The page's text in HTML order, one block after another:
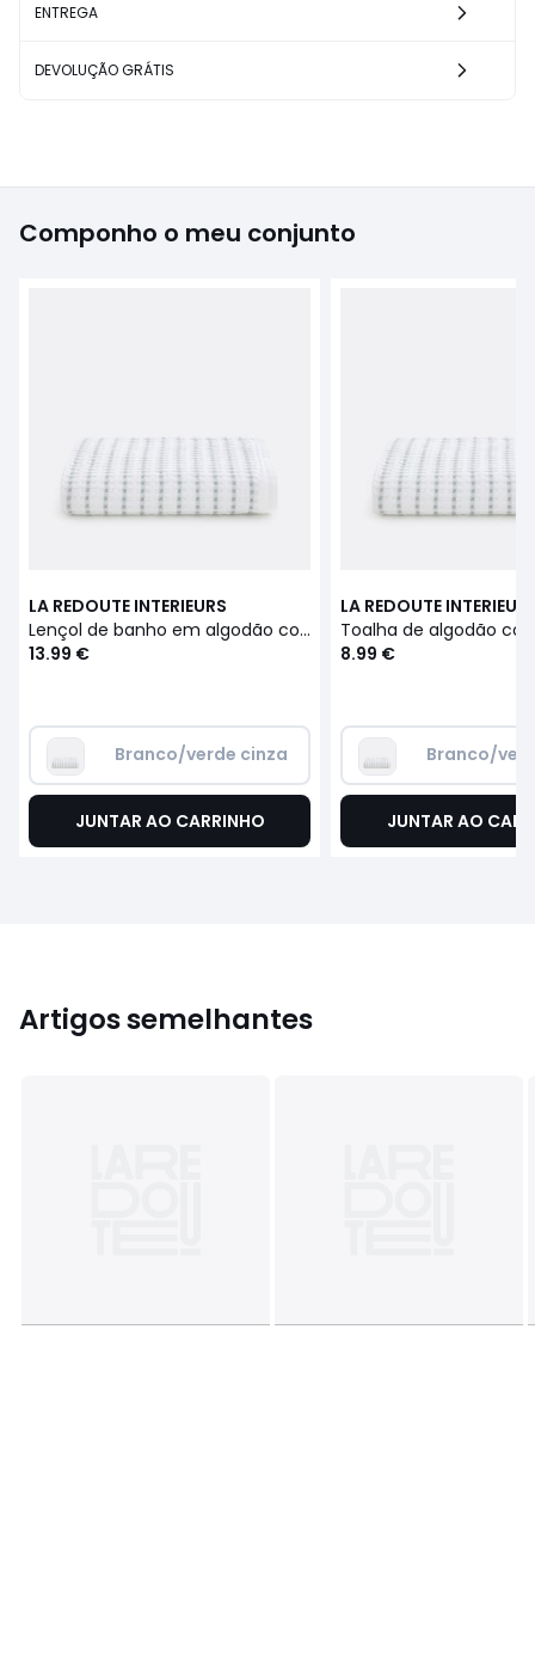
ENTREGA
DEVOLUÇÃO GRÁTIS
Componho o meu conjunto
LA REDOUTE INTERIEURS
Lençol de banho em algodão com padrão alveolar, TIFLI RAYÉ
13.99 €
Branco/verde cinza
JUNTAR AO CARRINHO
LA REDOUTE
8.99 €
Branco/
JUNTAR AO
Artigos semelhantes